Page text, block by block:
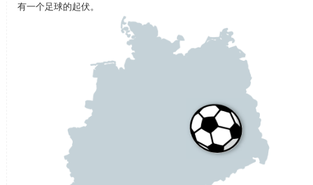
有一个足球的起伏。